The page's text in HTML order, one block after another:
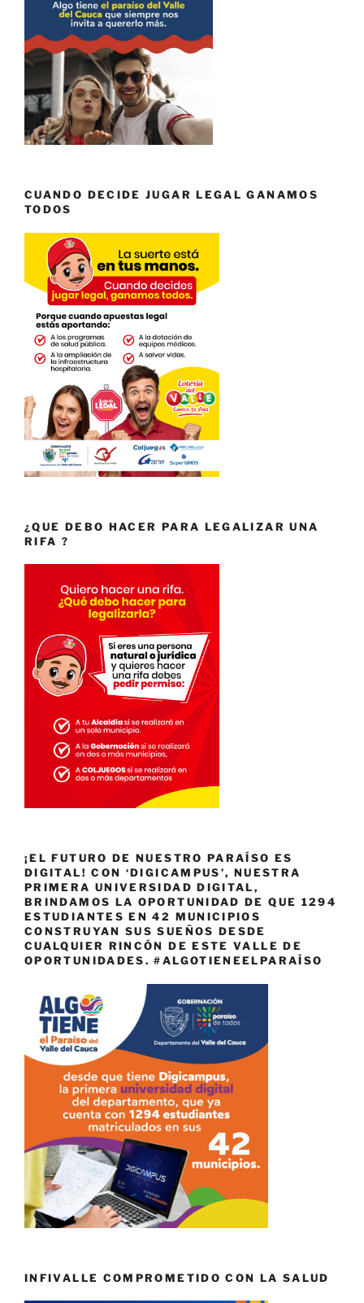
CUANDO DECIDE JUGAR LEGAL GANAMOS
TODOS
¿QUE DEBO HACER PARA LEGALIZAR UNA
RIFA ?
¡EL FUTURO DE NUESTRO PARAÍSO ES
DIGITAL! CON ‘DIGICAMPUS’, NUESTRA
PRIMERA UNIVERSIDAD DIGITAL,
BRINDAMOS LA OPORTUNIDAD DE QUE 1294
ESTUDIANTES EN 42 MUNICIPIOS
CONSTRUYAN SUS SUEÑOS DESDE
CUALQUIER RINCÓN DE ESTE VALLE DE
OPORTUNIDADES. #ALGOTIENEELPARAÍSO
INFIVALLE COMPROMETIDO CON LA SALUD